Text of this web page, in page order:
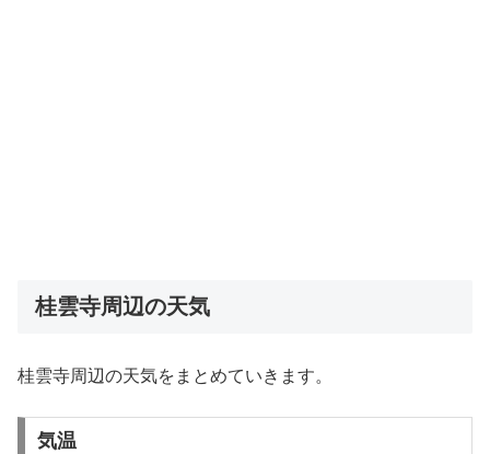
桂雲寺周辺の天気
桂雲寺周辺の天気をまとめていきます。
気温